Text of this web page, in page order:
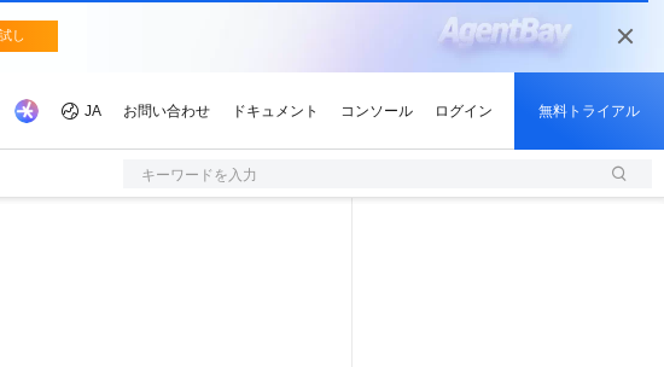
キーワードを入力